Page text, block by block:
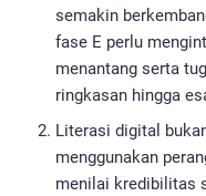
semakin
fase E perlu
menantang serta
ringkasan hingga
Literasi digital
menggunakan
menilai kredibilitas